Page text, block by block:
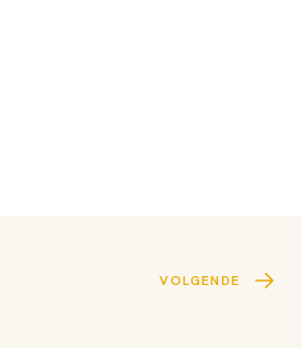
VOLGENDE